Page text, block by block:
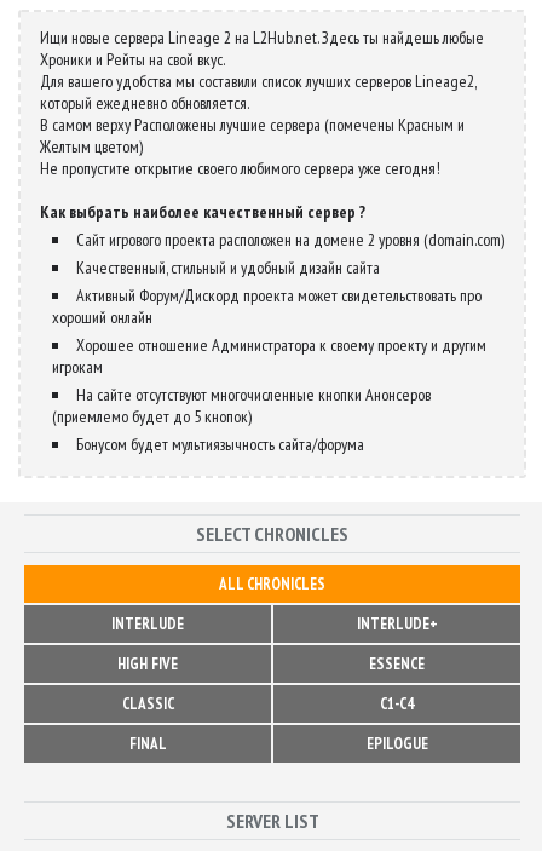
Ищи новые сервера Lineage 2 на L2Hub.net. Здесь ты найдешь любые
Хроники и Рейты на свой вкус.
Для вашего удобства мы составили список лучших серверов Lineage2,
который ежедневно обновляется.
В самом верху Расположены лучшие сервера (помечены Красным и
Желтым цветом)
Не пропустите открытие своего любимого сервера уже сегодня!
Как выбрать наиболее качественный сервер ?
Сайт игрового проекта расположен на домене 2 уровня (domain.com)
Качественный, стильный и удобный дизайн сайта
Активный Форум/Дискорд проекта может свидетельствовать про
хороший онлайн
Хорошее отношение Администратора к своему проекту и другим
игрокам
На сайте отсутствуют многочисленные кнопки Анонсеров
(приемлемо будет до 5 кнопок)
Бонусом будет мультиязычность сайта/форума
SELECT CHRONICLES
ALL CHRONICLES
INTERLUDE
INTERLUDE+
HIGH FIVE
ESSENCE
CLASSIC
C1-C4
FINAL
EPILOGUE
SERVER LIST